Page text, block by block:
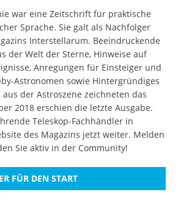
war eine Zeitschrift für praktische
Sprache. Sie galt als Nachfolger
Interstellarum. Beeindruckende
der Welt der Sterne, Hinweise auf
Anregungen für Einsteiger und
Astronomen sowie Hintergründiges
der Astroszene zeichneten das
2018 erschien die letzte Ausgabe.
Teleskop-Fachhändler in
des Magazins jetzt weiter. Melden
Sie aktiv in der Community!
FÜR DEN START